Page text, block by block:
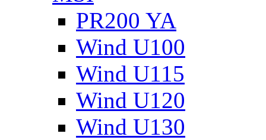
PR200 YA
Wind U100
Wind U115
Wind U120
Wind U130